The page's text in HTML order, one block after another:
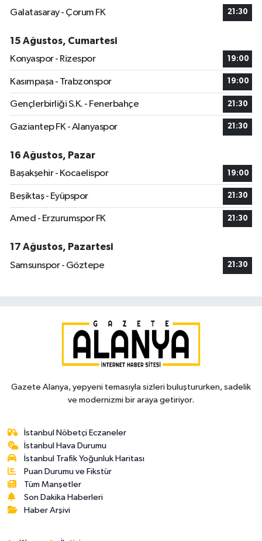
Galatasaray - Çorum FK
21:30
15 Ağustos, Cumartesi
Konyaspor - Rizespor
19:00
Kasımpaşa - Trabzonspor 19:00
Gençlerbirliği S.K. - Fenerbahçe 21:30
Gaziantep FK - Alanyaspor 21:30
16 Ağustos, Pazar
Başakşehir - Kocaelispor
19:00
Beşiktaş - Eyüpspor 21:30
Amed - Erzurumspor FK 21:30
17 Ağustos, Pazartesi
Samsunspor - Göztepe
21:30
Gazete Alanya, yepyeni temasıyla sizleri buluştururken, sadelik
ve modernizmi bir araya getiriyor.
İstanbul Nöbetçi Eczaneler
İstanbul Hava Durumu
İstanbul Trafik Yoğunluk Haritası
Puan Durumu ve Fikstür
Tüm Manşetler
Son Dakika Haberleri
Haber Arşivi